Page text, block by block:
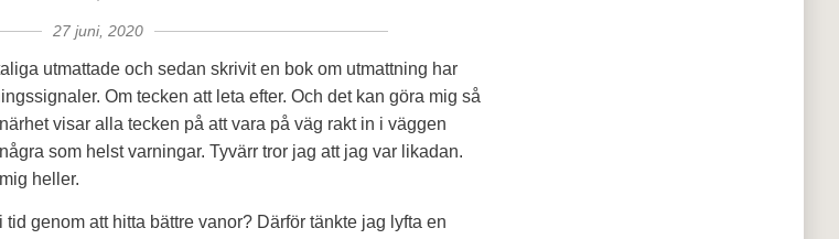
27 juni, 2020
utmattade och sedan skrivit en bok om utmattning har
Om tecken att leta efter. Och det kan göra mig så
visar alla tecken på att vara på väg rakt in i väggen
som helst varningar. Tyvärr tror jag att jag var likadan.
heller.
genom att hitta bättre vanor? Därför tänkte jag lyfta en